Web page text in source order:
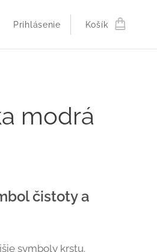
Prihlásenie Košík
modrá
čistoty a
symboly krstu.